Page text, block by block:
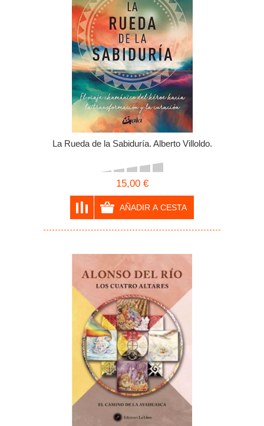
La Rueda de la Sabiduría. Alberto Villoldo.
15,00 €